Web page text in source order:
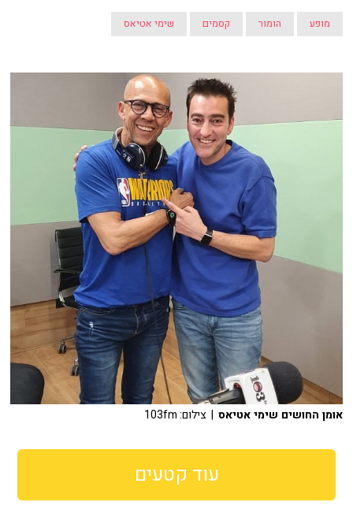
מופע הומור קסמים שימי אטיאס
אומן החושים שימי אטיאס | צילום: 103fm
עוד קטעים